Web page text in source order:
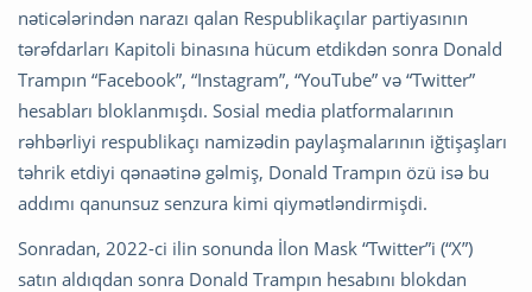
nəticələrindən narazı qalan Respublikaçılar partiyasının
tərəfdarları Kapitoli binasına hücum etdikdən sonra Donald
Trampın “Facebook”, “Instagram”, “YouTube” və “Twitter”
hesabları bloklanmışdı. Sosial media platformalarının
rəhbərliyi respublikaçı namizədin paylaşmalarının iğtişaşları
təhrik etdiyi qənaətinə gəlmiş, Donald Trampın özü isə bu
addımı qanunsuz senzura kimi qiymətləndirmişdi.
Sonradan, 2022-ci ilin sonunda İlon Mask “Twitter”i (“X”)
satın aldıqdan sonra Donald Trampın hesabını blokdan